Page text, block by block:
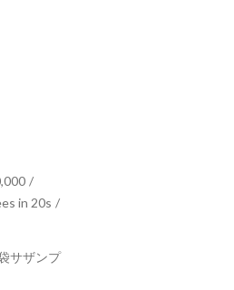
/
in 20s /
サザンプ